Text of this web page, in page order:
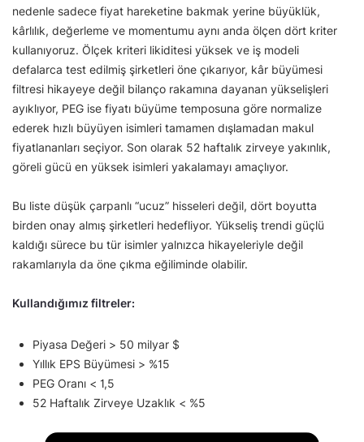
nedenle sadece fiyat hareketine bakmak yerine büyüklük,
kârlılık, değerleme ve momentumu aynı anda ölçen dört kriter
kullanıyoruz. Ölçek kriteri likiditesi yüksek ve iş modeli
defalarca test edilmiş şirketleri öne çıkarıyor, kâr büyümesi
filtresi hikayeye değil bilanço rakamına dayanan yükselişleri
ayıklıyor, PEG ise fiyatı büyüme temposuna göre normalize
ederek hızlı büyüyen isimleri tamamen dışlamadan makul
fiyatlananları seçiyor. Son olarak 52 haftalık zirveye yakınlık,
göreli gücü en yüksek isimleri yakalamayı amaçlıyor.
Bu liste düşük çarpanlı “ucuz” hisseleri değil, dört boyutta
birden onay almış şirketleri hedefliyor. Yükseliş trendi güçlü
kaldığı sürece bu tür isimler yalnızca hikayeleriyle değil
rakamlarıyla da öne çıkma eğiliminde olabilir.
Kullandığımız filtreler:
Piyasa Değeri > 50 milyar $
Yıllık EPS Büyümesi > %15
PEG Oranı < 1,5
52 Haftalık Zirveye Uzaklık < %5